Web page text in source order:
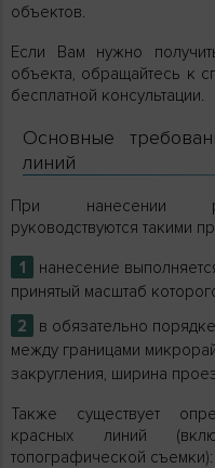
объектов.
Если Вам нужно
объекта, обращайтесь к
бесплатной консультации.
Основные
линий
При нанесении
руководствуются такими
нанесение
принятый масштаб
в обязательно
между границами
закругления, ширина
Также существует
красных линий
топографической съемки):